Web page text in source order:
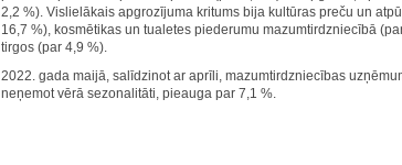
2,2 %). Vislielākais apgrozījuma kritums bija kultūras preču un
16,7 %), kosmētikas un tualetes piederumu mazumtirdzniecībā
tirgos (par 4,9 %).
2022. gada maijā, salīdzinot ar aprīli, mazumtirdzniecības
neņemot vērā sezonalitāti, pieauga par 7,1 %.